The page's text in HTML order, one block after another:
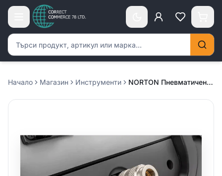
Търсене на продукти
Начало Магазин Инструменти NORTON Пневматичен модул /комплект/